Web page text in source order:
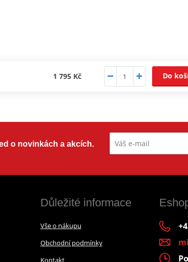
1 795 Kč Do
o novinkách a akcích.
Důležité informace
Vše o nákupu
Obchodní podmínky
Kontakt